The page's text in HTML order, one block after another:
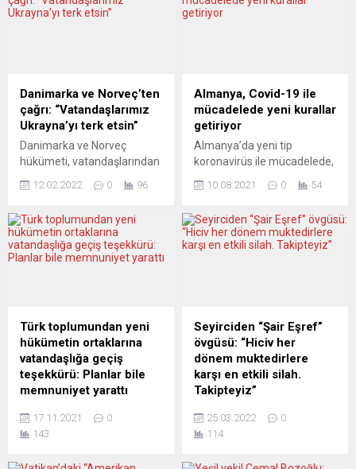
Danimarka ve Norveç’ten
çağrı: “Vatandaşlarımız
Ukrayna’yı terk etsin”
Danimarka ve Norveç
hükümeti, vatandaşlarından
geçmelerini istedi.
Bakanlığından yapılan
açıklamada, Danimarkalılara
48 saat içinde Ukrayna’yı
basın toplantısında,
“Rusya’nın mantıksız ve
çılgınlık derecesinde
Ukrayna’ya yönelik
tehditlerinden endişe
duyuyoruz” dedi. Kofod,
diğer ülkeler gibi...
12.02.2022 0 96
Almanya, Covid-19 ile
mücadelede yeni kurallar
getiriyor
Almanya’da yeni tip
koronavirüs ile mücadelede,
yaşamları daha da
Angela Merkel ve 16 eyalet
başbakanının video
Ağustos’tan itibaren aşı
olanlar günlük yaşamlarında
herhangi bir kısıtlamaya tabi
tutulmazken aşı
yaptırmayanlar ise bazı
kısıtlamalarla karşı karşıya
kalacak....
10.08.2021 0 54
Türk toplumundan yeni
hükümetin ortaklarına
vatandaşlığa geçiş
teşekkürü: Planlar bile
memnuniyet yarattı
toplumu (TBB) gelecek
hafta koalisyon sözleşmesi
17.11.2021
0
143
Seyirciden “Şair Eşref”
övgüsü: “Hiciv her
dönem muktedirlere
karşı en etkili silah.
Takipteyiz”
hicivler kaleme alan Şair
Eşref’in hayatını, şiirleriyle
25.03.2022
0
114